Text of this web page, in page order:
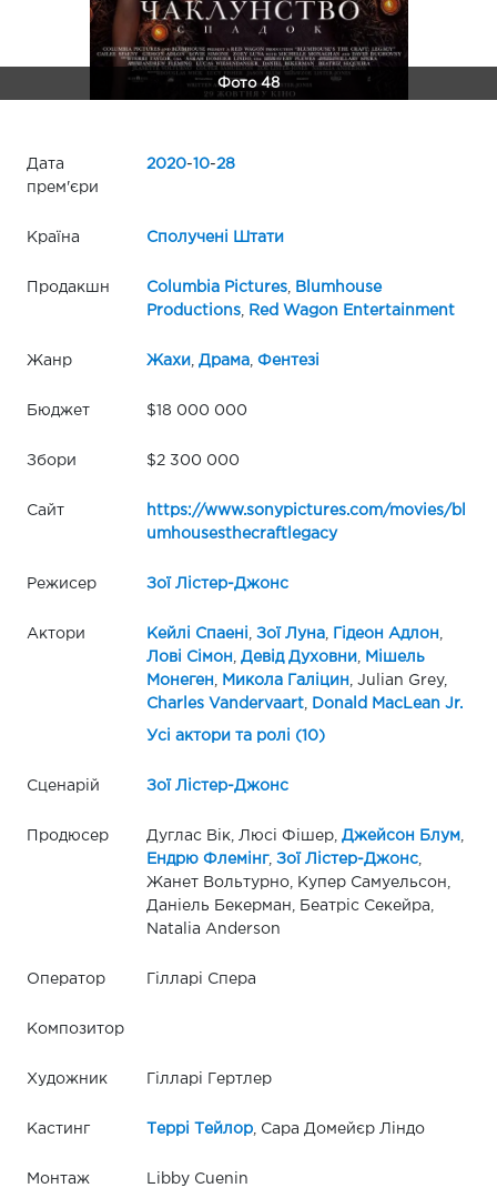
Фото 48
Дата
прем'єри
2020-10-28
Країна Сполучені Штати
Продакшн Columbia Pictures,
Blumhouse
Productions, Red Wagon Entertainment
Жанр Жахи Драма, Фентезі
Бюджет $18 000 000
Збори $2 300 000
Сайт
https://www.sonypictures.com/movies/bl
umhousesthecraftlegacy
Режисер Зої Лістер-Джонс
Актори Кейлі Спаені Зої Луна, Гідеон Адлон
Лові Сімон
Девід Духовни
Мішель
Монеген
Микола Галіцин , Julian Grey,
Charles Vandervaart, Donald MacLean Jr.
Усі актори та ролі (10)
Сценарій Зої Лістер-Джонс
Продюсер Дуглас Вік, Люсі Фішер, Джейсон Блум,
Ендрю Флемінг, Зої Лістер-Джонс,
Жанет Вольтурно, Купер Самуельсон,
Даніель Бекерман, Беатріс Секейра,
Natalia Anderson
Оператор Гілларі Спера
Композитор
Художник Гілларі Гертлер
Кастинг Террі Тейлор, Сара Домейєр Ліндо
Монтаж Libby Cuenin